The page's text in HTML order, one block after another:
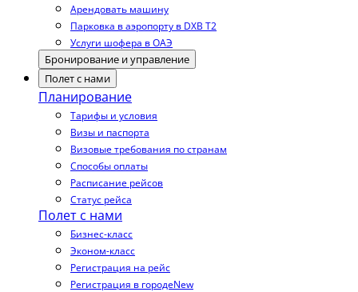
Арендовать машину
Парковка в аэропорту в DXB T2
Услуги шофера в ОАЭ
Бронирование и управление
Полет с нами
Планирование
Тарифы и условия
Визы и паспорта
Визовые требования по странам
Способы оплаты
Расписание рейсов
Статус рейса
Полет с нами
Бизнес-класс
Эконом-класс
Регистрация на рейс
Регистрация в городеNew